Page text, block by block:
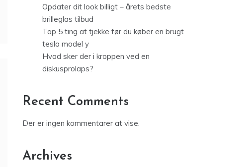
Opdater dit look billigt – årets bedste
brilleglas tilbud
Top 5 ting at tjekke før du køber en brugt
tesla model y
Hvad sker der i kroppen ved en
diskusprolaps?
Recent Comments
Der er ingen kommentarer at vise.
Archives